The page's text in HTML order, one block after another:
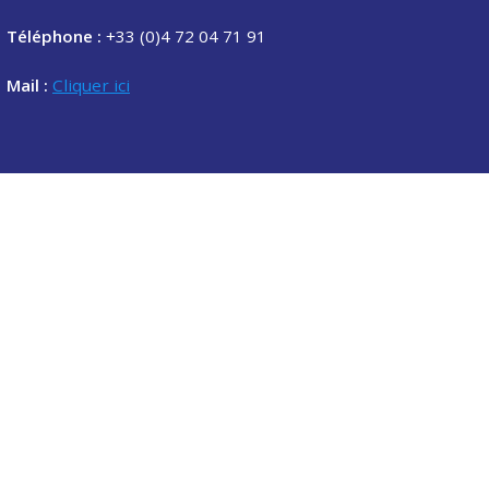
Téléphone : +33 (0)4 72 04 71 91
Mail : Cliquer ici